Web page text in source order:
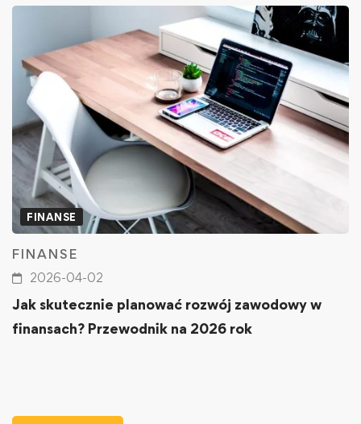
FINANSE
FINANSE
2026-04-02
Jak skutecznie planować rozwój zawodowy w
finansach? Przewodnik na 2026 rok